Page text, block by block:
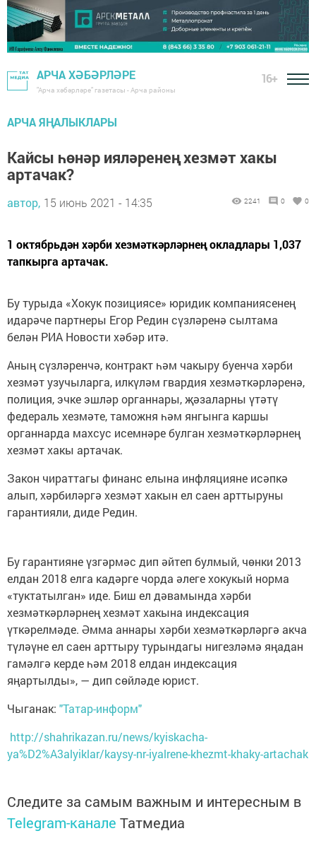
АРЧА ХӘБӘРЛӘРЕ
"Арча хәбәрләре" газетасы - Арча районы
16+
АРЧА ЯҢАЛЫКЛАРЫ
Кайсы һөнәр ияләренең хезмәт хакы
артачак?
автор, 15 июнь 2021 - 14:35 2241 0 0
1 октябрьдән хәрби хезмәткәрләрнең окладлары 1,037
тапкырга артачак.
Бу турыда «Хокук позициясе» юридик компаниясенең
идарәче партнеры Егор Редин сүзләренә сылтама
белән РИА Новости хәбәр итә.
Аның сүзләренчә, контракт һәм чакыру буенча хәрби
хезмәт узучыларга, илкүләм гвардия хезмәткәрләренә,
полиция, эчке эшләр органнары, җәзаларны үтәтү
федераль хезмәте, таможня һәм янгынга каршы
органнарда махсус исемнәре булган хезмәткәрләрнең
хезмәт хакы артачак.
Закон чираттагы финанс елына инфляцияне исәпкә
алып, хәрбиләргә хезмәт хакын ел саен арттыруны
гарантияли, диде Редин.
Бу гарантияне үзгәрмәс дип әйтеп булмый, чөнки 2013
елдан 2018 елга кадәрге чорда әлеге хокукый норма
«туктатылган» иде. Биш ел дәвамында хәрби
хезмәткәрләрнең хезмәт хакына индексация
үткәрелмәде. Әмма аннары хәрби хезмәткәрләргә акча
түләүне ел саен арттыру турындагы нигезләмә яңадан
гамәлгә керде һәм 2018 елдан индексация
яңартылды», — дип сөйләде юрист.
Чыганак: "Татар-информ"
http://shahrikazan.ru/news/kyiskacha-
ya%D2%A3alyiklar/kaysy-nr-iyalrene-khezmt-khaky-artachak
Следите за самым важным и интересным в
Telegram-канале Татмедиа